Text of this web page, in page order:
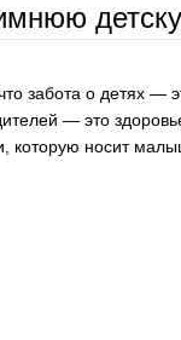
забота о детях —
— это
которую носит